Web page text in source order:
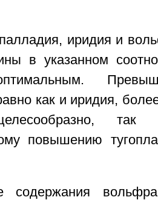
иридия и
в указанном
как и иридия,
повышению
содержания